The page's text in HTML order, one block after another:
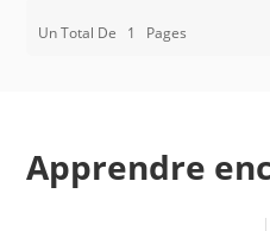
Un Total De 1 Pages
Apprendre